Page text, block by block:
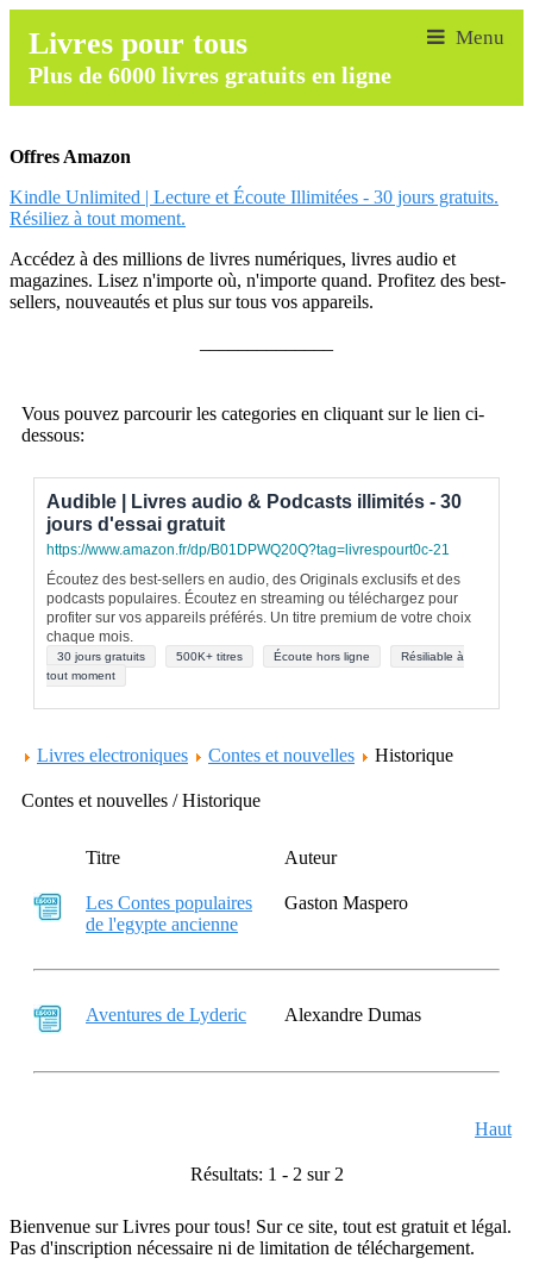
Livres pour tous
Plus de 6000 livres gratuits en ligne
Offres Amazon
Kindle Unlimited | Lecture et Écoute Illimitées - 30 jours gratuits.
Résiliez à tout moment.
Accédez à des millions de livres numériques, livres audio et
magazines. Lisez n'importe où, n'importe quand. Profitez des best-
sellers, nouveautés et plus sur tous vos appareils.
Vous pouvez parcourir les categories en cliquant sur le lien ci-
dessous:
Audible | Livres audio & Podcasts illimités - 30
jours d'essai gratuit
https://www.amazon.fr/dp/B01DPWQ20Q?tag=livrespourt0c-21
Écoutez des best-sellers en audio, des Originals exclusifs et des
podcasts populaires. Écoutez en streaming ou téléchargez pour
profiter sur vos appareils préférés. Un titre premium de votre choix
chaque mois.
30 jours gratuits 500K+ titres Écoute hors ligne
Résiliable à
tout moment
Livres electroniques Contes et nouvelles Historique
Contes et nouvelles / Historique
Titre Auteur
Les Contes populaires
de l'egypte ancienne
Gaston Maspero
Aventures de Lyderic Alexandre Dumas
Haut
Résultats: 1 - 2 sur 2
Bienvenue sur Livres pour tous! Sur ce site, tout est gratuit et légal.
Pas d'inscription nécessaire ni de limitation de téléchargement.